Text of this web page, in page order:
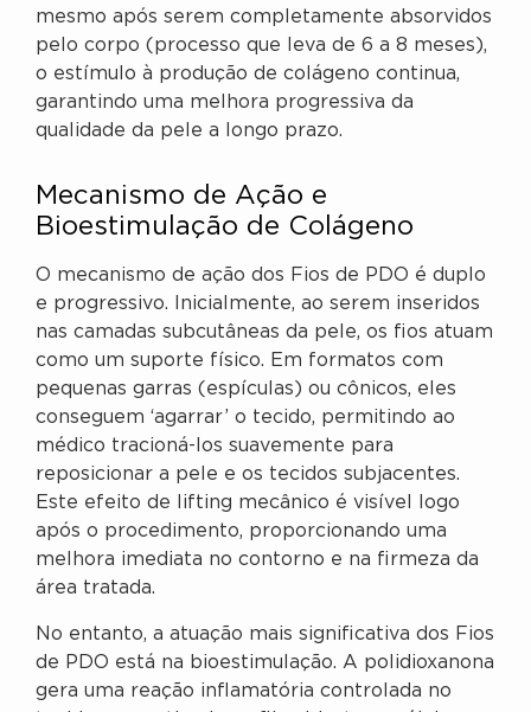
mesmo após serem completamente absorvidos
pelo corpo (processo que leva de 6 a 8 meses),
o estímulo à produção de colágeno continua,
garantindo uma melhora progressiva da
qualidade da pele a longo prazo.
Mecanismo de Ação e
Bioestimulação de Colágeno
O mecanismo de ação dos Fios de PDO é duplo
e progressivo. Inicialmente, ao serem inseridos
nas camadas subcutâneas da pele, os fios atuam
como um suporte físico. Em formatos com
pequenas garras (espículas) ou cônicos, eles
conseguem ‘agarrar’ o tecido, permitindo ao
médico tracioná-los suavemente para
reposicionar a pele e os tecidos subjacentes.
Este efeito de lifting mecânico é visível logo
após o procedimento, proporcionando uma
melhora imediata no contorno e na firmeza da
área tratada.
No entanto, a atuação mais significativa dos Fios
de PDO está na bioestimulação. A polidioxanona
gera uma reação inflamatória controlada no